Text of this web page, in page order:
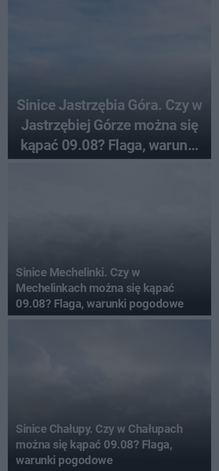
Sinice Jastrzębia Góra. Czy w
Jastrzębiej Górze można się
kąpać 09.08? Flaga, warunki
pogodowe
Sinice Mechelinki. Czy w
Mechelinkach można się kąpać
09.08? Flaga, warunki pogodowe
Sinice Chałupy. Czy w Chałupach
można się kąpać 09.08? Flaga,
warunki pogodowe